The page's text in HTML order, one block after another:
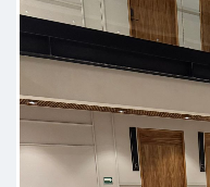
estaba
derecho,
tengo toda
bendiga
muchas